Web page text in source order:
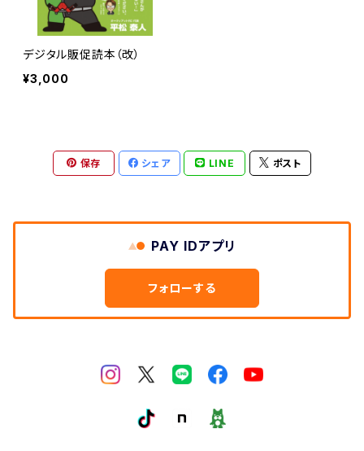
デジタル販促読本（改）
¥3,000
保存 シェア LINE ポスト
PAY IDアプリ
フォローする